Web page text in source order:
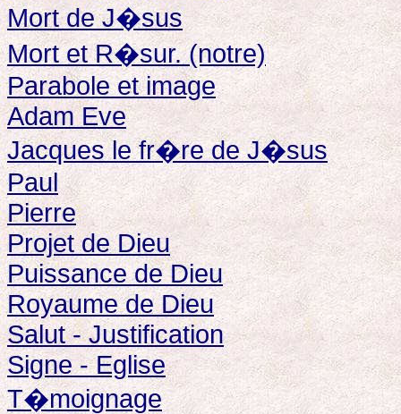
Mort de J�sus
Mort et R�sur. (notre)
Parabole et image
Adam Eve
Jacques le fr�re de J�sus
Paul
Pierre
Projet de Dieu
Puissance de Dieu
Royaume de Dieu
Salut - Justification
Signe - Eglise
T�moignage